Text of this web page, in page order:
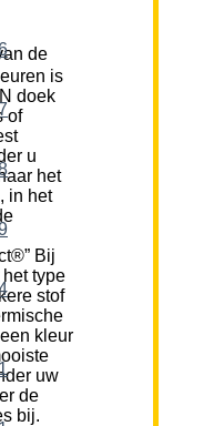
is
doek
of
u
het
in het
Bij
type
stof
kleur
uw
de
bij.